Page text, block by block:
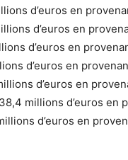
d’euros en
d’euros en
d’euros en
d’euros en
d’euros en
millions d’euros en
d’euros en